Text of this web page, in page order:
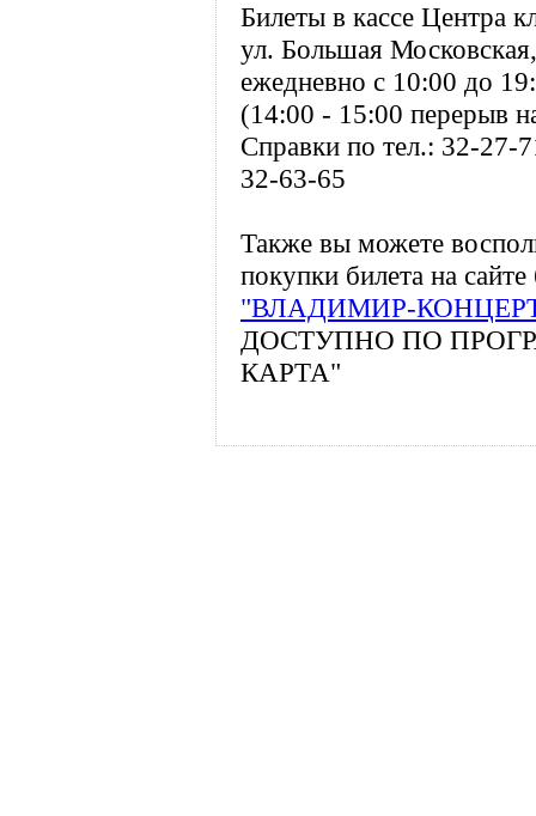
Билеты в кассе Центра
ул. Большая
ежедневно с 10:00 до
(14:00 - 15:00 перерыв
Справки по тел.: 32-27-
32-63-65
Также вы можете
покупки билета на
"ВЛАДИМИР-
ДОСТУПНО ПО
КАРТА"